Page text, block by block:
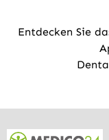
Entdecken Sie